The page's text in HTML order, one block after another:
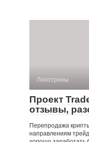
Лохотроны
Проект
отзывы,
Перепродажа
направлениям